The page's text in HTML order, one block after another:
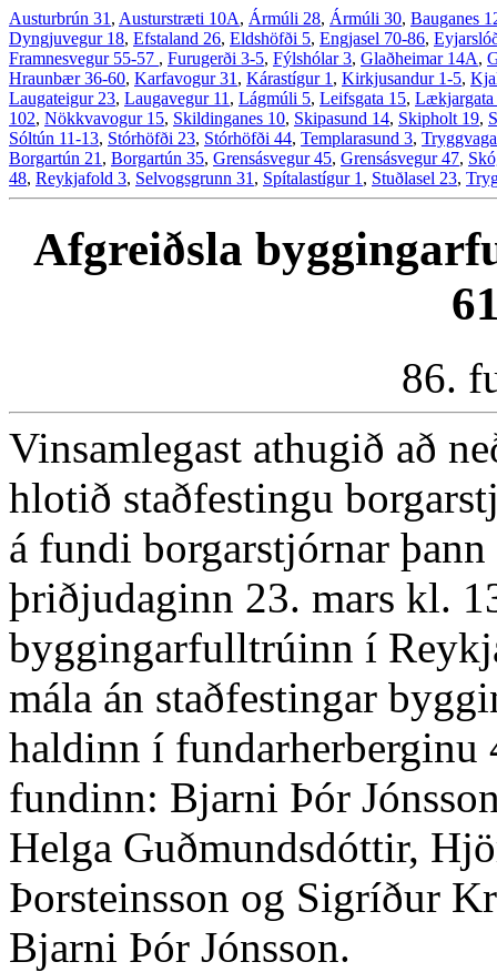
Austurbrún 31 , Austurstræti 10A, Ármúli 28, Ármúli 30, Bauganes
Dyngjuvegur 18, Efstaland 26, Eldshöfði 5, Engjasel 70-86,
Framnesvegur 55-57 , Furugerði 3-5, Fýlshólar 3, Glaðheimar 14A,
Hraunbær 36-60, Karfavogur 31 , Kárastígur 1 , Kirkjusandur 1-5,
Laugateigur 23, Laugavegur 11 , Lágmúli 5, Leifsgata 15,
102, Nökkvavogur 15, Skildinganes 10, Skipasund 14, Skipholt 19,
Sóltún 11-13, Stórhöfði 23, Stórhöfði 44, Templarasund 3,
Borgartún 21 , Borgartún 35, Grensásvegur 45, Grensásvegur 47,
48, Reykjafold 3, Selvogsgrunn 31 , Spítalastígur 1 , Stuðlasel 23,
Afgreiðsla
86.
Vinsamlegast athugið að
hlotið staðfestingu
á fundi borgarstjórnar
þriðjudaginn 23. mars kl.
byggingarfulltrúinn í
mála án staðfestingar
haldinn í fundarherberginu
fundinn: Bjarni Þór
Helga Guðmundsdóttir,
Þorsteinsson og Sigríður
Bjarni Þór Jónsson.